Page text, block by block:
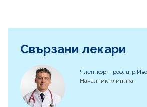
Свързани лекари
Член-кор. проф. д-р
Началник клиника